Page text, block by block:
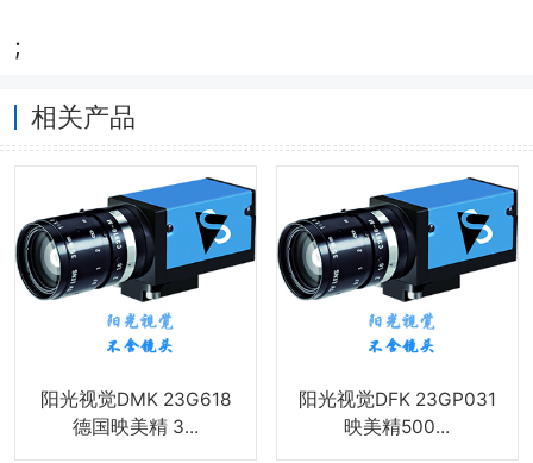
;
相关产品
阳光视觉DMK 23G618
德国映美精 3...
阳光视觉DFK 23GP031
映美精500...